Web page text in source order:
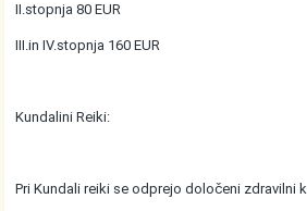
II.stopnja 80 EUR
III.in IV.stopnja 160 EUR
Kundalini Reiki:
Pri Kundali reiki se odprejo določeni zdravilni